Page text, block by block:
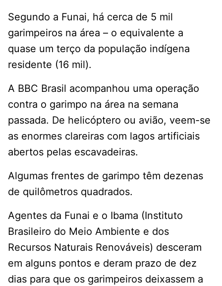
Segundo a Funai, há cerca de 5 mil
garimpeiros na área – o equivalente a
quase um terço da população indígena
residente (16 mil).
A BBC Brasil acompanhou uma operação
contra o garimpo na área na semana
passada. De helicóptero ou avião, veem-se
as enormes clareiras com lagos artificiais
abertos pelas escavadeiras.
Algumas frentes de garimpo têm dezenas
de quilômetros quadrados.
Agentes da Funai e o Ibama (Instituto
Brasileiro do Meio Ambiente e dos
Recursos Naturais Renováveis) desceram
em alguns pontos e deram prazo de dez
dias para que os garimpeiros deixassem a